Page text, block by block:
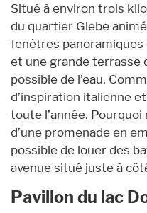
Situé à environ trois
du quartier Glebe
fenêtres panoramiques
et une grande terrasse
possible de l’eau.
d’inspiration italienne
toute l’année.
d’une promenade en
possible de louer des
avenue situé juste à
Pavillon du lac